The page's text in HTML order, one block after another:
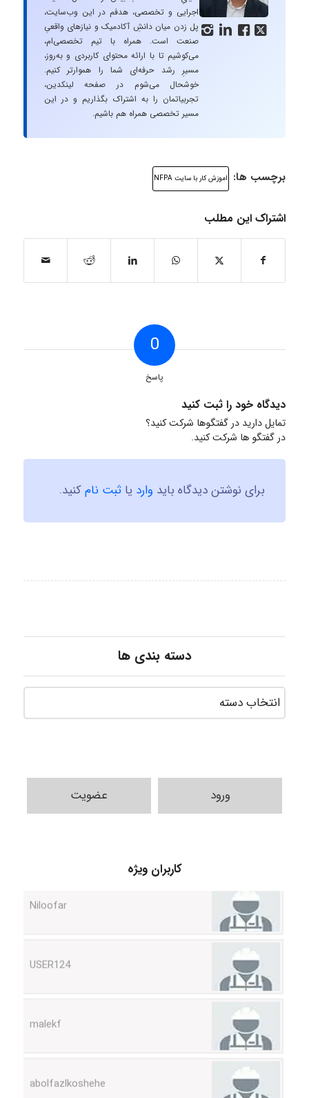
   
اجرایی و تخصصی، هدفم در این وب‌سایت،
پل زدن میان دانشِ آکادمیک و نیازهای واقعیِ
صنعت است. همراه با تیم تخصصی‌ام،
می‌کوشیم تا با ارائه محتوای کاربردی و به‌روز،
مسیرِ رشد حرفه‌ای شما را هموارتر کنیم.
خوشحال می‌شوم در صفحه لینکدین،
تجربیاتمان را به اشتراک بگذاریم و در این
مسیر تخصصی همراه هم باشیم.
برچسب ها: اموزش کار با سایت NFPA
اشتراک این مطلب
0
پاسخ
دیدگاه خود را ثبت کنید
تمایل دارید در گفتگوها شرکت کنید؟
در گفتگو ها شرکت کنید.
برای نوشتن دیدگاه باید وارد یا ثبت نامکنید.
دسته بندی ها
ورود عضویت
کاربران ویژه
HaddadiMahsa